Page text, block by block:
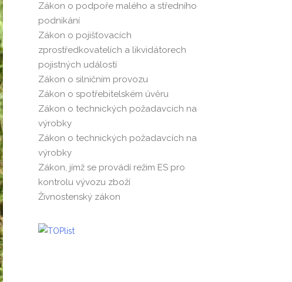
Zákon o podpoře malého a středního
podnikání
Zákon o pojišťovacích
zprostředkovatelích a likvidátorech
pojistných událostí
Zákon o silničním provozu
Zákon o spotřebitelském úvěru
Zákon o technických požadavcích na
výrobky
Zákon o technických požadavcích na
výrobky
Zákon, jímž se provádí režim ES pro
kontrolu vývozu zboží
Živnostenský zákon